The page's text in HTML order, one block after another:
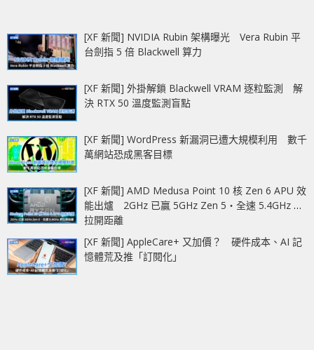
[XF 新聞] NVIDIA Rubin 架構曝光 Vera Rubin 平
台劍指 5 倍 Blackwell 算力
[XF 新聞] 外掛解鎖 Blackwell VRAM 逐粒監測 解
決 RTX 50 溫度監測盲點
[XF 新聞] WordPress 新漏洞已遭大規模利用 數千
萬網站恐成黑客目標
[XF 新聞] AMD Medusa Point 10 核 Zen 6 APU 效
能出爐 2GHz 已贏 5GHz Zen 5‧全速 5.4GHz 更
拉開距離
[XF 新聞] AppleCare+ 又加價？ 硬件成本、AI 記
憶體荒及推「訂閱化」